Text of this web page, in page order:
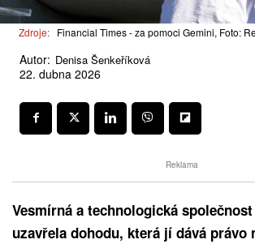
Zdroje: Financial Times - za pomoci Gemini, Foto:
Autor: Denisa Šenkeříková
22. dubna 2026
Reklama
Vesmírná a technologická společnost
uzavřela dohodu, která jí dává právo